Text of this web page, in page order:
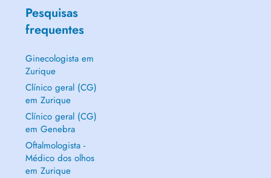
Pesquisas
frequentes
Ginecologista em
Zurique
Clínico geral (CG)
em Zurique
Clínico geral (CG)
em Genebra
Oftalmologista -
Médico dos olhos
em Zurique